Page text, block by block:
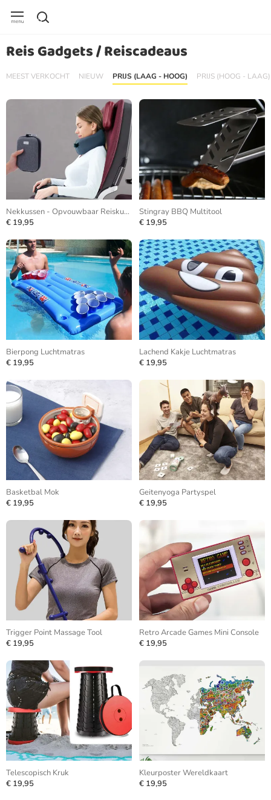
Reis Gadgets / Reiscadeaus
MEEST VERKOCHT NIEUW PRIJS (LAAG - HOOG) PRIJS (HOOG - LAAG)
Nekkussen - Opvouwbaar Reiskussen
€ 19,95
Stingray BBQ Multitool
€ 19,95
Bierpong Luchtmatras
€ 19,95
Lachend Kakje Luchtmatras
€ 19,95
Basketbal Mok
€ 19,95
Geitenyoga Partyspel
€ 19,95
Trigger Point Massage Tool
€ 19,95
Retro Arcade Games Mini Console
€ 19,95
Telescopisch Kruk
€ 19,95
Kleurposter Wereldkaart
€ 19,95